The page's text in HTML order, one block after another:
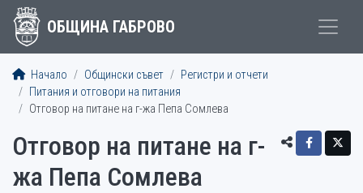
ОБЩИНА ГАБРОВО
Начало Общински съвет
Регистри и отчети
Питания и отговори на питания
Отговор на питане на г-жа Пепа Сомлева
Отговор на питане на г-
жа Пепа Сомлева